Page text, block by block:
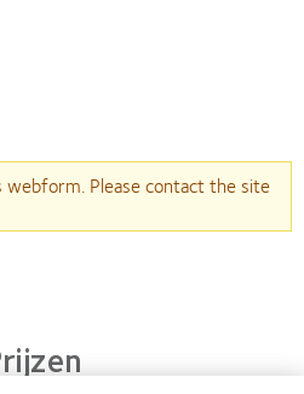
webform. Please contact the site